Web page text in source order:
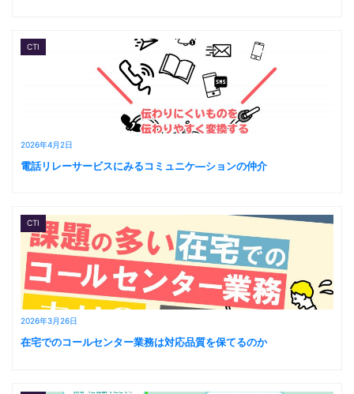
2026年4月2日
CTI
電話リレーサービスにみるコミュニケ―ションの仲介
2026年3月26日
CTI
在宅でのコールセンター業務は対応品質を保てるのか